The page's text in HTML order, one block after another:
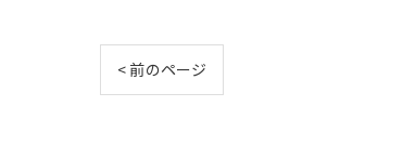
< 前のページ